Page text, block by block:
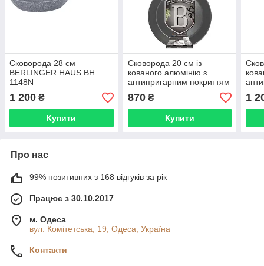
Сковорода 28 см
BERLINGER HAUS BH
1148N
1 200 ₴
Купити
Сковорода 20 см із
кованого алюмінію з
антипригарним покриттям
Berlinger Haus Aspen
Collection сірий BH 7062
870₴
Купити
1
Про нас
99% позитивних з 168 відгуків за рік
Працює з 30.10.2017
м. Одеса
вул. Комітетська, 19, Одеса, Україна
Контакти